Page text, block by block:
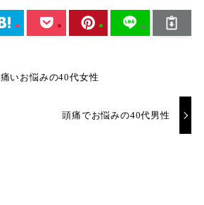
いお悩みの40代女性
頭痛でお悩みの40代男性